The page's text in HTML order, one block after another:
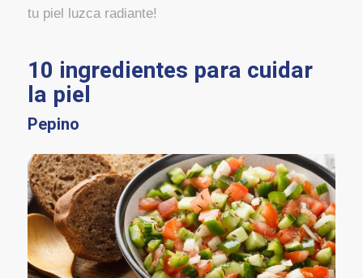
tu piel luzca radiante!
10 ingredientes para cuidar
la piel
Pepino